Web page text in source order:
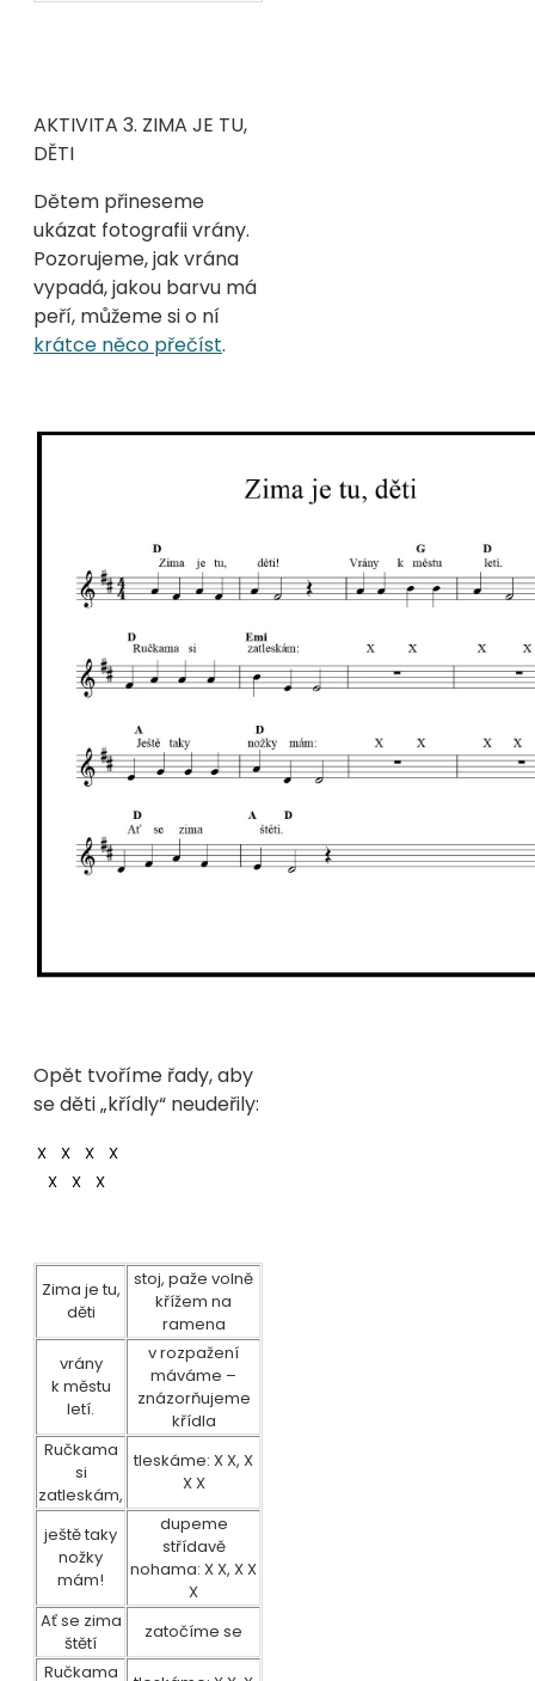
AKTIVITA 3. ZIMA JE TU,
DĚTI
Dětem přineseme
ukázat fotografii vrány.
Pozorujeme, jak vrána
vypadá, jakou barvu má
peří, můžeme si o ní
krátce něco přečíst.
Opět tvoříme řady, aby
se děti „křídly“ neudeřily:
X X X X
X X X
Zima je tu,
děti
stoj, paže volně
křížem na
ramena
vrány
k městu
letí.
v rozpažení
máváme –
znázorňujeme
křídla
Ručkama
si
zatleskám,
tleskáme: X X, X
X X
ještě taky
nožky
mám!
dupeme
střídavě
nohama: X X, X X
X
Ať se zima
štětí
zatočíme se
Ručkama